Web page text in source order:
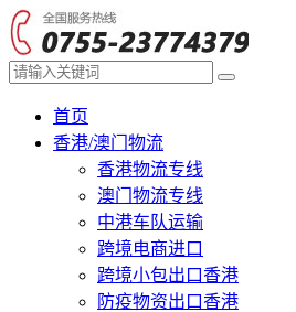
首页
香港/澳门物流
香港物流专线
澳门物流专线
中港车队运输
跨境电商进口
跨境小包出口香港
防疫物资出口香港